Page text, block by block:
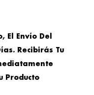
El Envío Del
Recibirás Tu
Producto